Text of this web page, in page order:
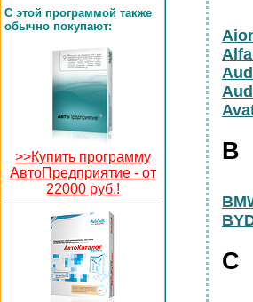
С этой программой также
обычно покупают:
>>Купить программу
АвтоПредприятие - от
22000 руб.!
B
C